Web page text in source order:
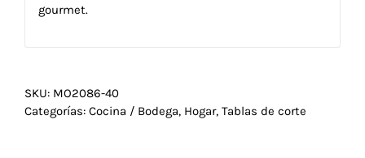
gourmet.
SKU: MO2086-40
Categorías: Cocina / Bodega, Hogar, Tablas de corte